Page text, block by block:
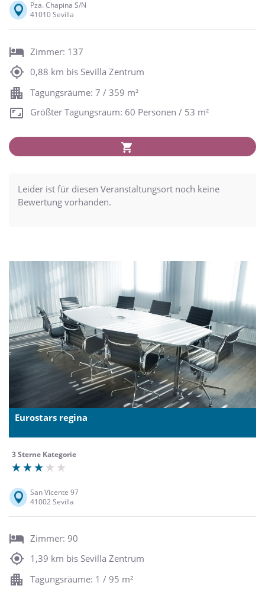
Pza. Chapina S/N
41010 Sevilla
Zimmer: 137
0,88 km bis Sevilla Zentrum
Tagungsräume: 7 / 359 m²
Größter Tagungsraum: 60 Personen / 53 m²
Leider ist für diesen Veranstaltungsort noch keine
Bewertung vorhanden.
Eurostars regina
3 Sterne Kategorie
San Vicente 97
41002 Sevilla
Zimmer: 90
1,39 km bis Sevilla Zentrum
Tagungsräume: 1 / 95 m²